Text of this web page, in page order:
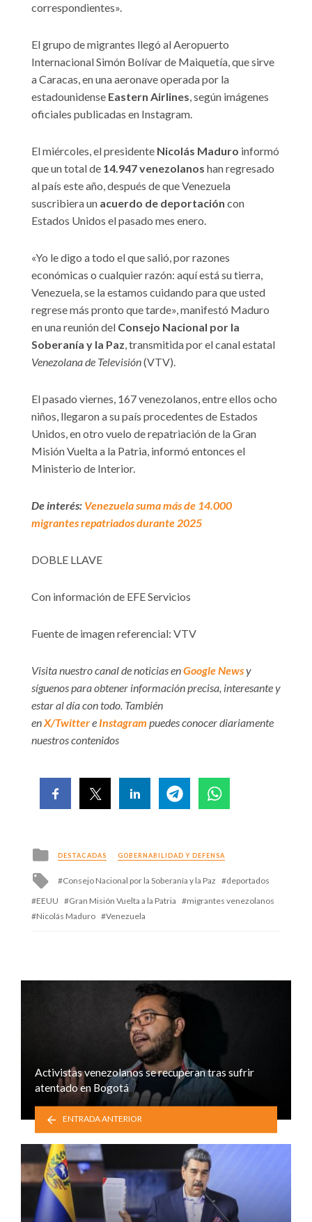
correspondientes».
El grupo de migrantes llegó al Aeropuerto
Internacional Simón Bolívar de Maiquetía, que sirve
a Caracas, en una aeronave operada por la
estadounidense Eastern Airlines, según imágenes
oficiales publicadas en Instagram.
El miércoles, el presidente Nicolás Maduro informó
que un total de 14.947 venezolanos han regresado
al país este año, después de que Venezuela
suscribiera un acuerdo de deportación con
Estados Unidos el pasado mes enero.
«Yo le digo a todo el que salió, por razones
económicas o cualquier razón: aquí está su tierra,
Venezuela, se la estamos cuidando para que usted
regrese más pronto que tarde», manifestó Maduro
en una reunión del Consejo Nacional por la
Soberanía y la Paz, transmitida por el canal estatal
Venezolana de Televisión(VTV).
El pasado viernes, 167 venezolanos, entre ellos ocho
niños, llegaron a su país procedentes de Estados
Unidos, en otro vuelo de repatriación de la Gran
Misión Vuelta a la Patria, informó entonces el
Ministerio de Interior.
De interés: Venezuela suma más de 14.000
migrantes repatriados durante 2025
DOBLE LLAVE
Con información de EFE Servicios
Fuente de imagen referencial: VTV
Visita nuestro canal de noticias enGoogle Newsy
síguenos para obtener información precisa, interesante y
estar al día con todo. También
enX/Twittere Instagram puedes conocer diariamente
nuestros contenidos
Posted
in
DESTACADAS GOBERNABILIDAD Y DEFENSA
Tagged
Consejo Nacional por la Soberanía y la Paz
deportados
EEUU
Gran Misión Vuelta a la Patria
migrantes venezolanos
Nicolás Maduro
Venezuela
Activistas venezolanos se recuperan tras sufrir
atentado en Bogotá
ENTRADA ANTERIOR